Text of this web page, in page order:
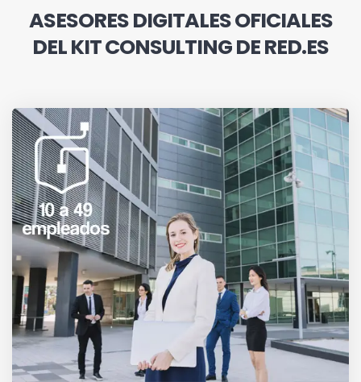
ASESORES DIGITALES OFICIALES
DEL KIT CONSULTING DE RED.ES